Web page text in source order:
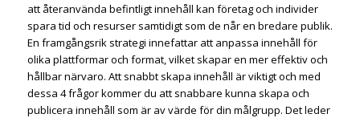
att återanvända befintligt innehåll kan företag och individer
spara tid och resurser samtidigt som de når en bredare publik.
En framgångsrik strategi innefattar att anpassa innehåll för
olika plattformar och format, vilket skapar en mer effektiv och
hållbar närvaro. Att snabbt skapa innehåll är viktigt och med
dessa 4 frågor kommer du att snabbare kunna skapa och
publicera innehåll som är av värde för din målgrupp. Det leder